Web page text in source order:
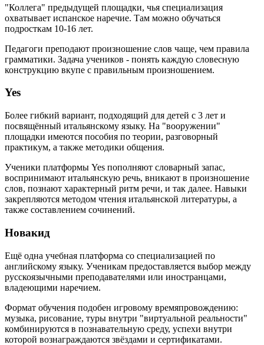
"Коллега" предыдущей площадки, чья специализация
охватывает испанское наречие. Там можно обучаться
подросткам 10-16 лет.
Педагоги преподают произношение слов чаще, чем правила
грамматики. Задача учеников - понять каждую словесную
конструкцию вкупе с правильным произношением.
Yes
Более гибкий вариант, подходящий для детей с 3 лет и
посвящённый итальянскому языку. На "вооружении"
площадки имеются пособия по теории, разговорный
практикум, а также методики общения.
Ученики платформы Yes пополняют словарный запас,
воспринимают итальянскую речь, вникают в произношение
слов, познают характерный ритм речи, и так далее. Навыки
закрепляются методом чтения итальянской литературы, а
также составлением сочинений.
Новакид
Ещё одна учебная платформа со специализацией по
английскому языку. Ученикам предоставляется выбор между
русскоязычными преподавателями или иностранцами,
владеющими наречием.
Формат обучения подобен игровому времяпровождению:
музыка, рисование, туры внутри "виртуальной реальности"
комбинируются в познавательную среду, успехи внутри
которой вознаграждаются звёздами и сертификатами.